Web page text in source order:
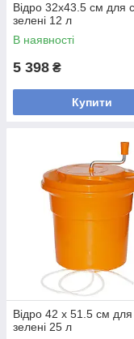
Відро 32x43.5 см для
зелені 12 л
В наявності
5 398 ₴
Купити
Відро 42 x 51.5 см
зелені 25 л